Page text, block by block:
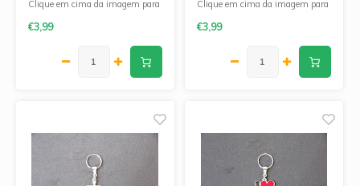
Clique em cima da imagem para
€3,99
Clique em cima da imagem para
€3,99